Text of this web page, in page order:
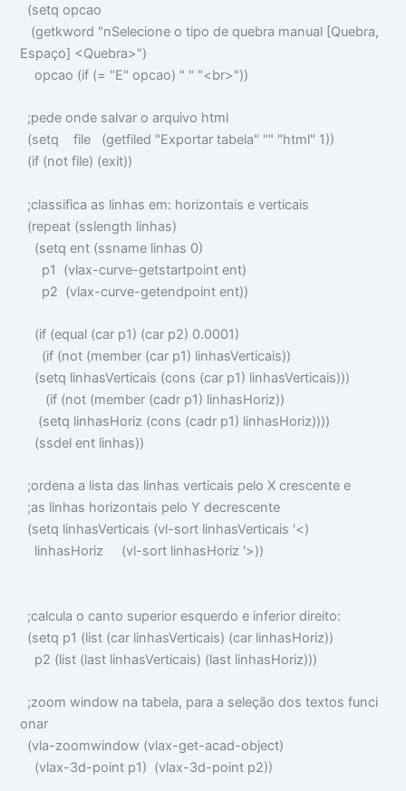
(setq opcao
(getkword "nSelecione o tipo de quebra manual [Quebra,
Espaço] <Quebra>")
opcao (if (= "E" opcao) " " "<br>"))
;pede onde salvar o arquivo html
(setq file (getfiled "Exportar tabela" "" "html" 1))
(if (not file) (exit))
;classifica as linhas em: horizontais e verticais
(repeat (sslength linhas)
(setq ent (ssname linhas 0)
p1
(vlax-curve-getstartpoint ent)
p2 (vlax-curve-getendpoint ent))
(if (equal (car p1) (car p2) 0.0001)
(if (not (member (car p1) linhasVerticais))
(setq linhasVerticais (cons (car p1) linhasVerticais)))
(if (not (member (cadr p1) linhasHoriz))
(setq linhasHoriz (cons (cadr p1) linhasHoriz))))
(ssdel ent linhas))
;ordena a lista das linhas verticais pelo X crescente e
;as linhas horizontais pelo Y decrescente
(setq linhasVerticais (vl-sort linhasVerticais '<)
linhasHoriz
(vl-sort linhasHoriz '>))
;calcula o canto superior esquerdo e inferior direito:
(setq p1 (list (car linhasVerticais) (car linhasHoriz))
p2 (list (last linhasVerticais) (last linhasHoriz)))
;zoom window na tabela, para a seleção dos textos funci
onar
(vla-zoomwindow (vlax-get-acad-object)
(vlax-3d-point p1) (vlax-3d-point p2))